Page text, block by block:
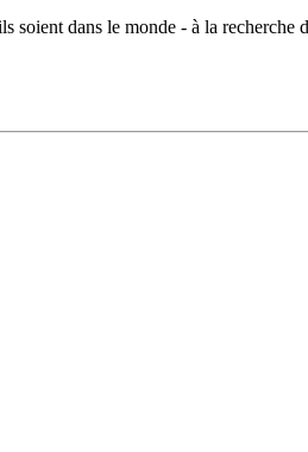
soient dans le monde - à la recherche